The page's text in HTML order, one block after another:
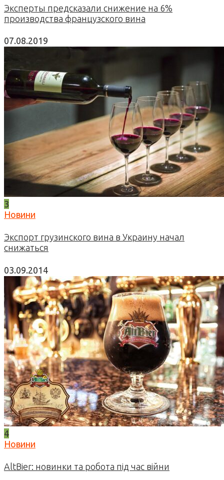
Эксперты предсказали снижение на 6%
производства французского вина
07.08.2019
3
Новини
Экспорт грузинского вина в Украину начал
снижаться
03.09.2014
4
Новини
AltBier: новинки та робота під час війни